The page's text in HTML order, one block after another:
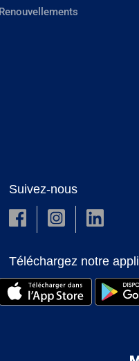
Renouvellements
Suivez-nous
Téléchargez notre appli